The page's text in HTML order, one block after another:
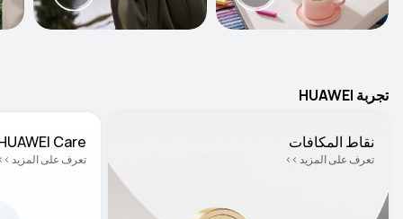
تجربة HUAWEI
نقاط المكافات
تعرف على المزيد >>
Care+
تعرف على المزيد